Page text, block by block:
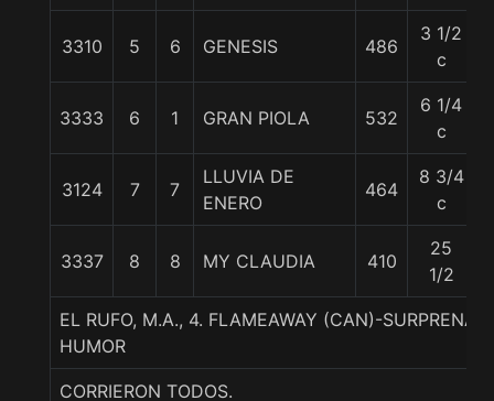
3310 5 6 GENESIS 486
3 1/2
c
3333 6 1 GRAN PIOLA 532
6 1/4
c
3124 7 7
LLUVIA DE
ENERO
464
8 3/4
c
3337 8 8 MY CLAUDIA 410
25
1/2
EL RUFO, M.A., 4. FLAMEAWAY (CAN)-
HUMOR
CORRIERON TODOS.